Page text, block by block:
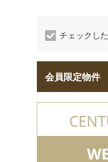
チェックし
会員限定物件